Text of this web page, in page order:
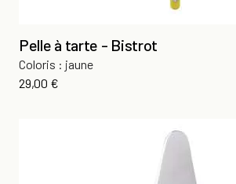
Pelle à tarte - Bistrot
Coloris : jaune
Prix
29,00 €